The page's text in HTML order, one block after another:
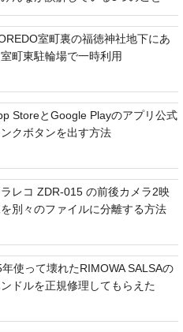
室町裏の福徳神社地下にあ
町東駐輪場で一時利用
StoreとGoogle Playのアプリ公式
ンクボタンを出す方法
ラレコ ZDR-015 の前後カメラ2映
別々のファイルに分離する方法
年使って壊れたRIMOWA SALSAの
ドルを正規修理してもらえた